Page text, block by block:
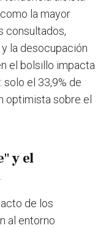
la mayor
consultados,
la desocupación
el bolsillo impacta
el 33,9% de
optimista sobre el
y el
de los
al entorno